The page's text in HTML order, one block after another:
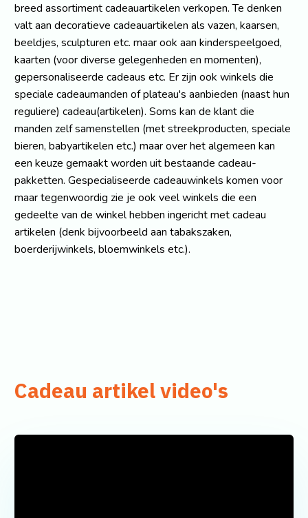
breed assortiment cadeauartikelen verkopen. Te denken
valt aan decoratieve cadeauartikelen als vazen, kaarsen,
beeldjes, sculpturen etc. maar ook aan kinderspeelgoed,
kaarten (voor diverse gelegenheden en momenten),
gepersonaliseerde cadeaus etc. Er zijn ook winkels die
speciale cadeaumanden of plateau's aanbieden (naast hun
reguliere) cadeau(artikelen). Soms kan de klant die
manden zelf samenstellen (met streekproducten, speciale
bieren, babyartikelen etc.) maar over het algemeen kan
een keuze gemaakt worden uit bestaande cadeau-
pakketten. Gespecialiseerde cadeauwinkels komen voor
maar tegenwoordig zie je ook veel winkels die een
gedeelte van de winkel hebben ingericht met cadeau
artikelen (denk bijvoorbeeld aan tabakszaken,
boerderijwinkels, bloemwinkels etc.).
Cadeau artikel video's